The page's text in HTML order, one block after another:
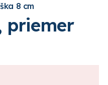
8 cm
priemer